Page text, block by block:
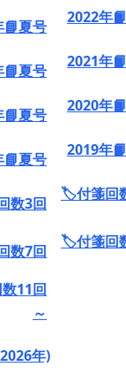
📘夏号 2022年
📘夏号 2021年
📘夏号 2020年
📘夏号 2019年
数3回 🏷️付箋回
数7回 🏷️付箋回
11回
～
年)